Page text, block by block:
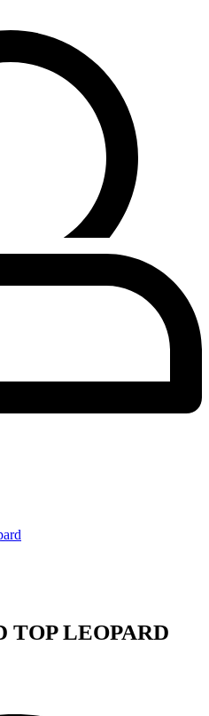
TOP LEOPARD